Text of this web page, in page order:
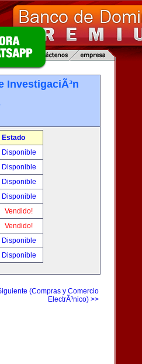
InvestigaciÃ³n
Estado
Disponible
Disponible
Disponible
Disponible
Vendido!
Vendido!
Disponible
Disponible
(Compras y Comercio
ElectrÃ³nico) >>